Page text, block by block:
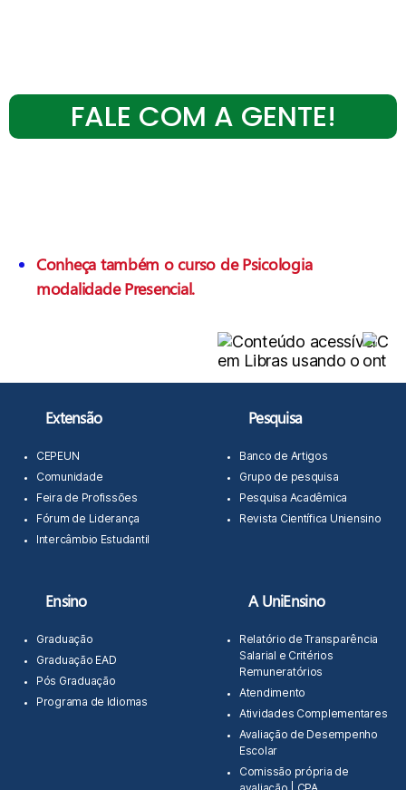
FALE COM A GENTE!
Conheça também o curso de Psicologia
modalidade Presencial.
Extensão
CEPEUN
Comunidade
Feira de Profissões
Fórum de Liderança
Intercâmbio Estudantil
Pesquisa
Banco de Artigos
Grupo de pesquisa
Pesquisa Acadêmica
Revista Científica Uniensino
Ensino
Graduação
Graduação EAD
Pós Graduação
Programa de Idiomas
A UniEnsino
Relatório de Transparência
Salarial e Critérios
Remuneratórios
Atendimento
Atividades Complementares
Avaliação de Desempenho
Escolar
Comissão própria de